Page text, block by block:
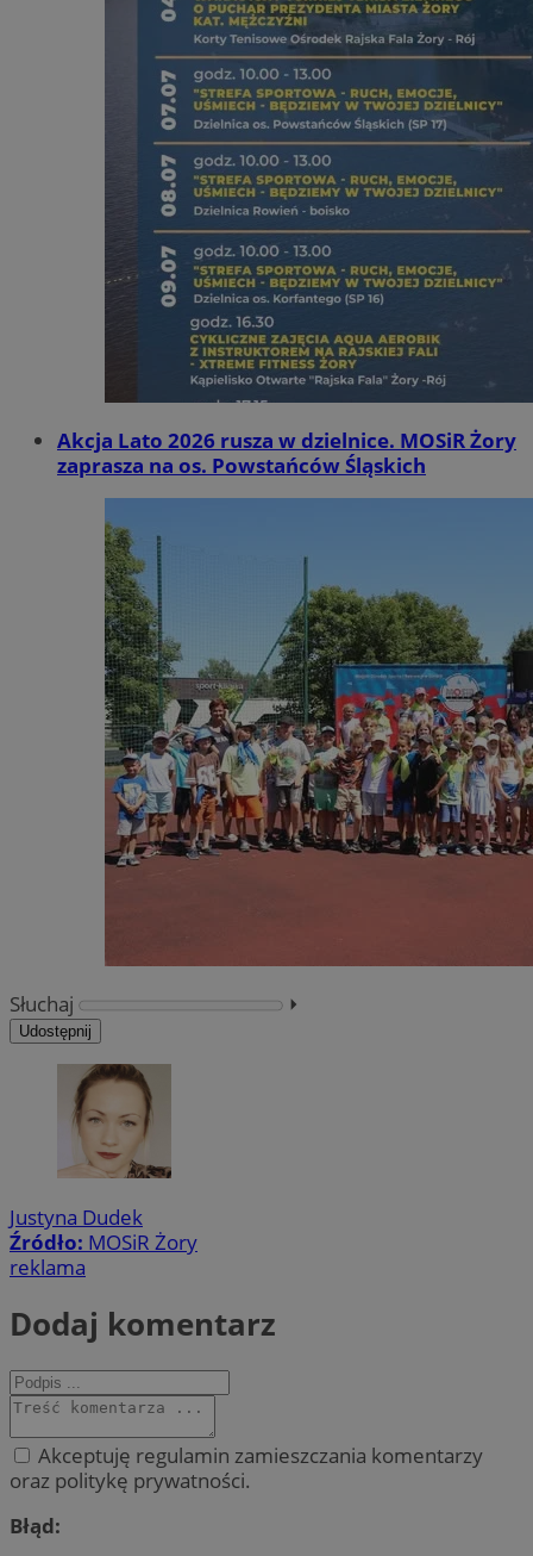
Akcja Lato 2026 rusza w dzielnice. MOSiR Żory
zaprasza na os. Powstańców Śląskich
Słuchaj ⏵︎
Udostępnij
Justyna Dudek
Źródło: MOSiR Żory
reklama
Dodaj komentarz
Akceptuję regulamin zamieszczania komentarzy
oraz politykę prywatności.
Błąd: